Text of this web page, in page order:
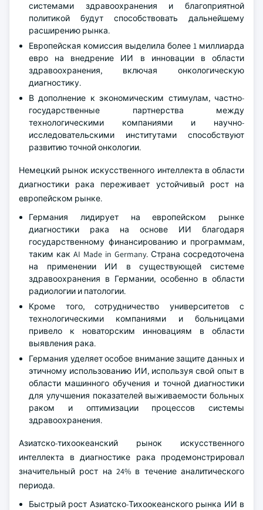
системами здравоохранения и благоприятной
политикой будут способствовать дальнейшему
расширению рынка.
Европейская комиссия выделила более 1 миллиарда
евро на внедрение ИИ в инновации в области
здравоохранения, включая онкологическую
диагностику.
В дополнение к экономическим стимулам, частно-
государственные партнерства между
технологическими компаниями и научно-
исследовательскими институтами способствуют
развитию точной онкологии.
Немецкий рынок искусственного интеллекта в области
диагностики рака переживает устойчивый рост на
европейском рынке.
Германия лидирует на европейском рынке
диагностики рака на основе ИИ благодаря
государственному финансированию и программам,
таким как AI Made in Germany. Страна сосредоточена
на применении ИИ в существующей системе
здравоохранения в Германии, особенно в области
радиологии и патологии.
Кроме того, сотрудничество университетов с
технологическими компаниями и больницами
привело к новаторским инновациям в области
выявления рака.
Германия уделяет особое внимание защите данных и
этичному использованию ИИ, используя свой опыт в
области машинного обучения и точной диагностики
для улучшения показателей выживаемости больных
раком и оптимизации процессов системы
здравоохранения.
Азиатско-тихоокеанский рынок искусственного
интеллекта в диагностике рака продемонстрировал
значительный рост на 24% в течение аналитического
периода.
Быстрый рост Азиатско-Тихоокеанского рынка ИИ в